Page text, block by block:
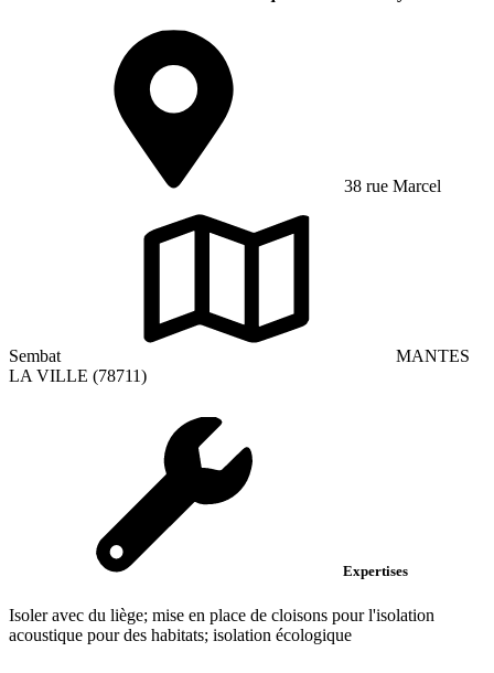
38 rue Marcel
Sembat
MANTES
LA VILLE (78711)
Expertises
Isoler avec du liège; mise en place de cloisons pour l'isolation
acoustique pour des habitats; isolation écologique